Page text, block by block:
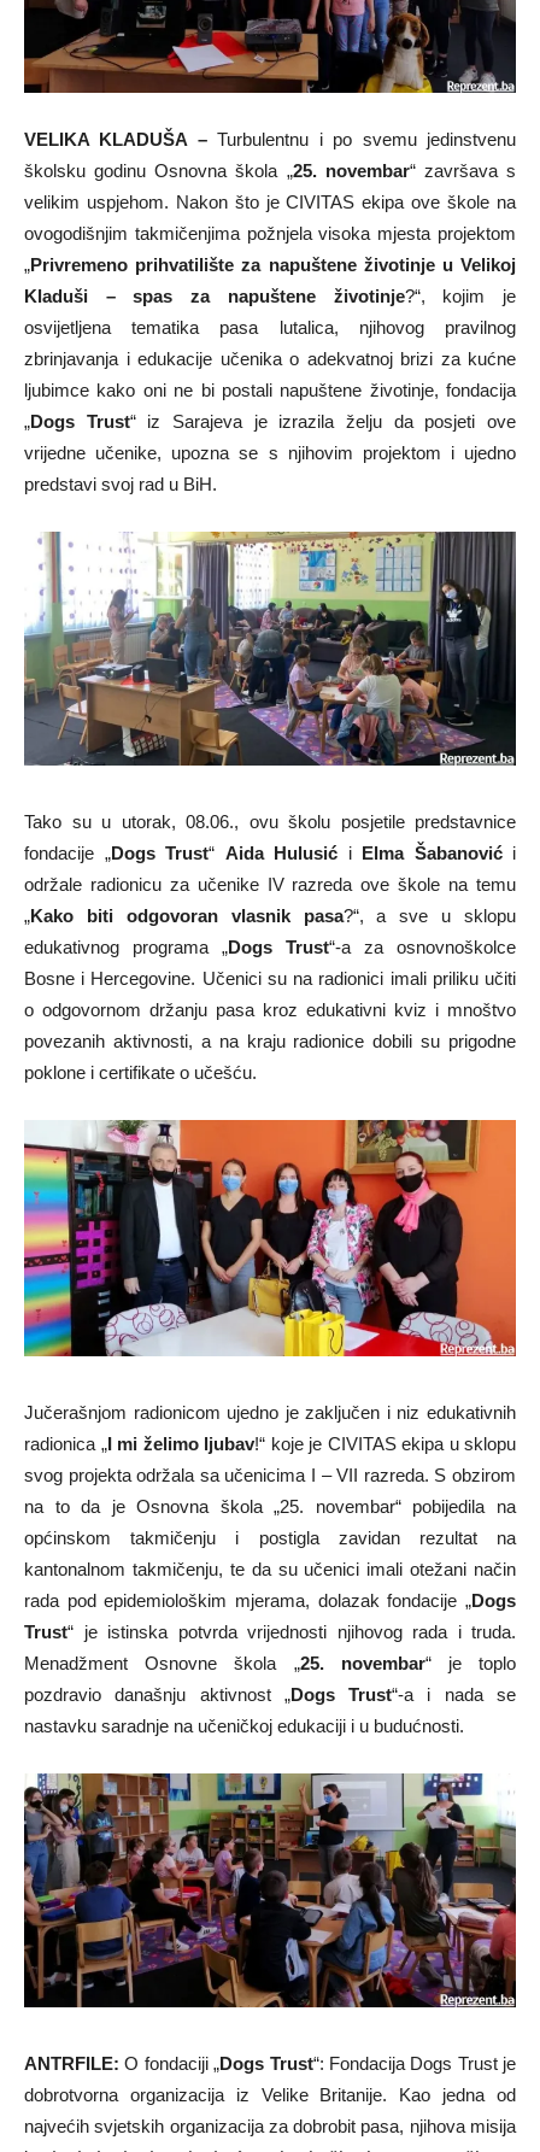
VELIKA KLADUŠA –Turbulentnu i po svemu jedinstvenu
školsku godinu Osnovna škola „25. novembar“ završava s
velikim uspjehom. Nakon što je CIVITAS ekipa ove škole na
ovogodišnjim takmičenjima požnjela visoka mjesta projektom
„Privremeno prihvatilište za napuštene životinje u Velikoj
Kladuši – spas za napuštene životinje?“, kojim je
osvijetljena tematika pasa lutalica, njihovog pravilnog
zbrinjavanja i edukacije učenika o adekvatnoj brizi za kućne
ljubimce kako oni ne bi postali napuštene životinje, fondacija
„Dogs Trust“ iz Sarajeva je izrazila želju da posjeti ove
vrijedne učenike, upozna se s njihovim projektom i ujedno
predstavi svoj rad u BiH.
Tako su u utorak, 08.06., ovu školu posjetile predstavnice
fondacije „Dogs Trust“ Aida Hulusić i Elma Šabanovići
održale radionicu za učenike IV razreda ove škole na temu
„Kako biti odgovoran vlasnik pasa?“, a sve u sklopu
edukativnog programa „Dogs Trust“-a za osnovnoškolce
Bosne i Hercegovine. Učenici su na radionici imali priliku učiti
o odgovornom držanju pasa kroz edukativni kviz i mnoštvo
povezanih aktivnosti, a na kraju radionice dobili su prigodne
poklone i certifikate o učešću.
Jučerašnjom radionicom ujedno je zaključen i niz edukativnih
radionica „I mi želimo ljubav!“ koje je CIVITAS ekipa u sklopu
svog projekta održala sa učenicima I – VII razreda. S obzirom
na to da je Osnovna škola „25. novembar“ pobijedila na
općinskom takmičenju i postigla zavidan rezultat na
kantonalnom takmičenju, te da su učenici imali otežani način
rada pod epidemiološkim mjerama, dolazak fondacije „Dogs
Trust“ je istinska potvrda vrijednosti njihovog rada i truda.
Menadžment Osnovne škola „25. novembar“ je toplo
pozdravio današnju aktivnost „Dogs Trust“-a i nada se
nastavku saradnje na učeničkoj edukaciji i u budućnosti.
ANTRFILE: O fondaciji „Dogs Trust“: Fondacija Dogs Trust je
dobrotvorna organizacija iz Velike Britanije. Kao jedna od
najvećih svjetskih organizacija za dobrobit pasa, njihova misija